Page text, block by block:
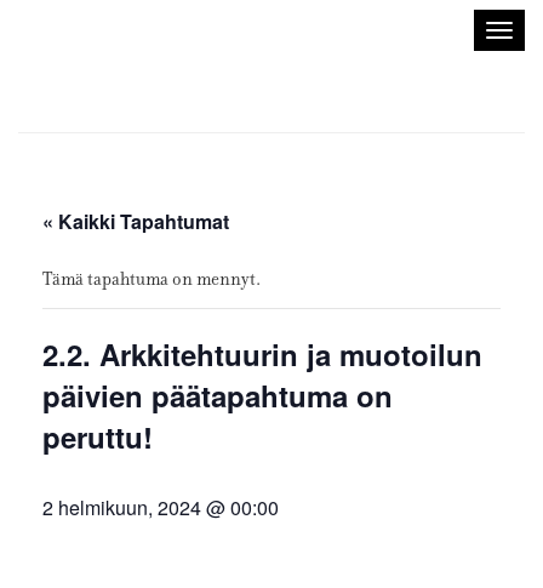
« Kaikki Tapahtumat
Tämä tapahtuma on mennyt.
2.2. Arkkitehtuurin ja muotoilun
päivien päätapahtuma on
peruttu!
2 helmikuun, 2024 @ 00:00